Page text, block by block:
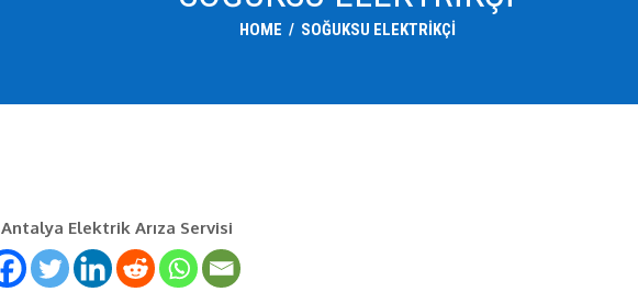
HOME / SOĞUKSU ELEKTRIKÇI
Antalya Elektrik Arıza Servisi